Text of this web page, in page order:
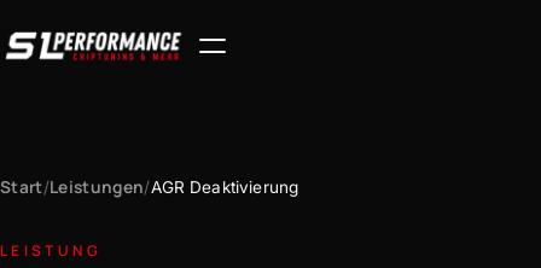
Start/Leistungen/AGR Deaktivierung
LEISTUNG